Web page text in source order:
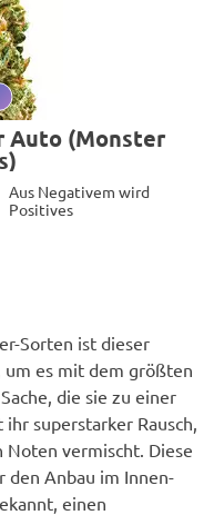
Auto (Monster
Aus Negativem wird
Positives
Sorten ist dieser
um es mit dem größten
die sie zu einer
superstarker Rausch,
vermischt. Diese
Anbau im Innen-
einen